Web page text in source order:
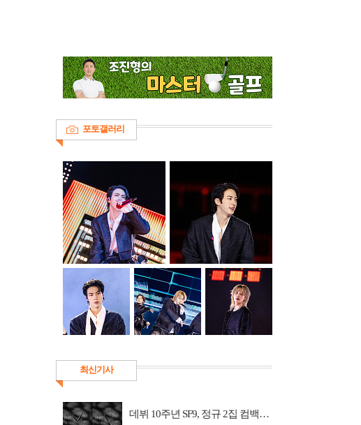
포토갤러리
최신기사
데뷔 10주년 SF9, 정규 2집 컴백…